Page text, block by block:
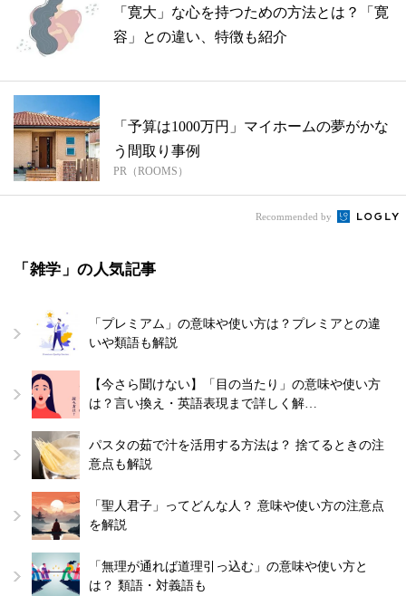
「寛大」な心を持つための方法とは？「寛
容」との違い、特徴も紹介
「予算は1000万円」マイホームの夢がかな
う間取り事例
PR（ROOMS）
Recommended by
「雑学」の人気記事
「プレミアム」の意味や使い方は？プレミアとの違
いや類語も解説
【今さら聞けない】「目の当たり」の意味や使い方
は？言い換え・英語表現まで詳しく解…
パスタの茹で汁を活用する方法は？ 捨てるときの注
意点も解説
「聖人君子」ってどんな人？ 意味や使い方の注意点
を解説
「無理が通れば道理引っ込む」の意味や使い方と
は？ 類語・対義語も